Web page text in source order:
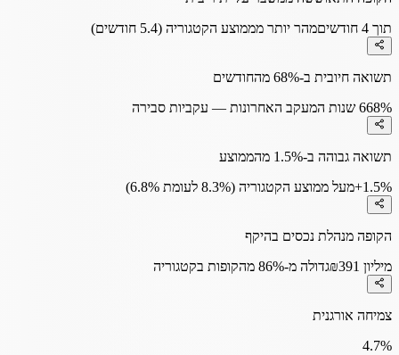
תוך 4 חודשים
מהר יותר מממוצע הקטגוריה (5.4 חודשים)
תשואה חיובית ב-68% מהחודשים
68%6 שנות המעקב האחרונות — עקביות סבירה
תשואה גבוהה ב-1.5% מהממוצע
+1.5%מעל ממוצע הקטגוריה (8.3% לעומת 6.8%)
הקופה מנהלת נכסים בהיקף
₪391 מיליון
גדולה מ-86% מהקופות בקטגוריה
צמיחה אורגנית
4.7%